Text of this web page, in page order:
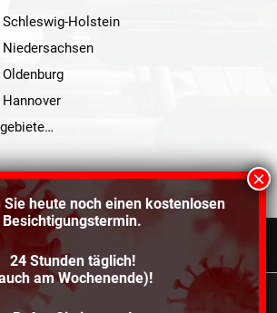
Holstein
Service Team Nord, All Rights Reserved.
Service Team Nord
heute noch einen kostenlosen
Besichtigungstermin.
24 Stunden täglich!
am Wochenende)!